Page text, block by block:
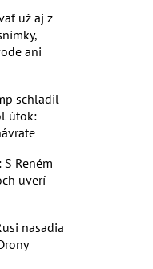
už aj z
ani
schladil
útok:
S Reném
uverí
nasadia